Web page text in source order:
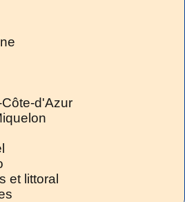
d'Azur
et littoral